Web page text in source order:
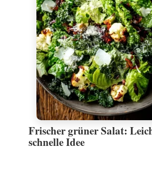
Frischer grüner Salat:
schnelle Idee